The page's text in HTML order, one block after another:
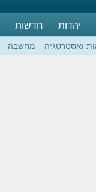
יהדות חדשות
ואסטרטגיה מחשבה